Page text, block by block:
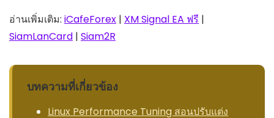
อ่านเพิ่มเติม: iCafeForex | XM Signal EA ฟรี |
SiamLanCard | Siam2R
บทความที่เกี่ยวข้อง
Linux Performance Tuning สอนปรับแต่ง